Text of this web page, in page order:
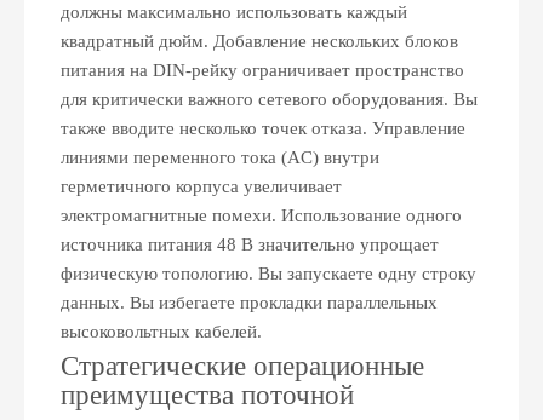
должны максимально использовать каждый
квадратный дюйм. Добавление нескольких блоков
питания на DIN-рейку ограничивает пространство
для критически важного сетевого оборудования. Вы
также вводите несколько точек отказа. Управление
линиями переменного тока (AC) внутри
герметичного корпуса увеличивает
электромагнитные помехи. Использование одного
источника питания 48 В значительно упрощает
физическую топологию. Вы запускаете одну строку
данных. Вы избегаете прокладки параллельных
высоковольтных кабелей.
Стратегические операционные
преимущества поточной